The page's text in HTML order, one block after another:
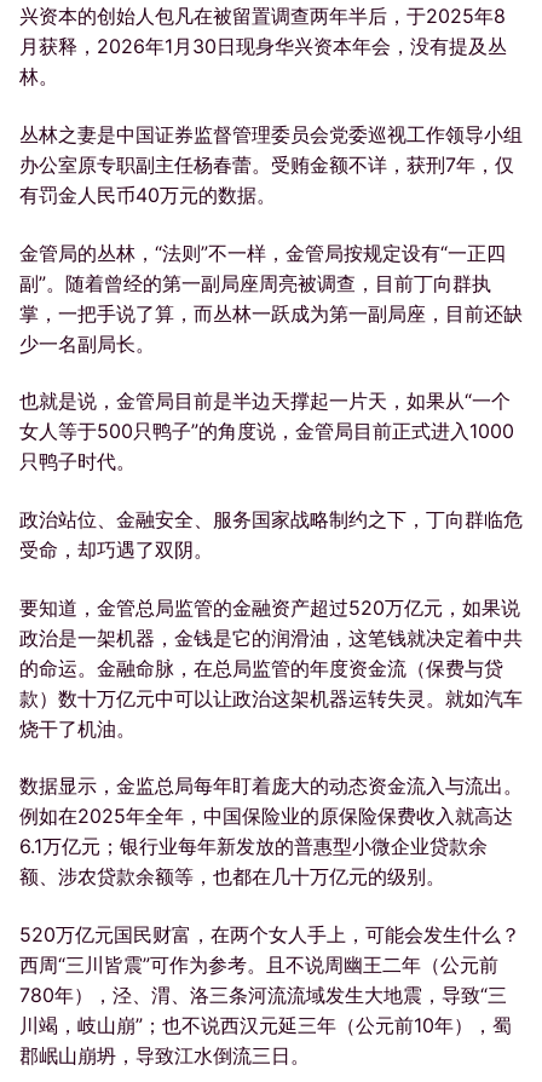
兴资本的创始人包凡在被留置调查两年半后，于2025年8
月获释，2026年1月30日现身华兴资本年会，没有提及丛
林。
丛林之妻是中国证券监督管理委员会党委巡视工作领导小组
办公室原专职副主任杨春蕾。受贿金额不详，获刑7年，仅
有罚金人民币40万元的数据。
金管局的丛林，“法则”不一样，金管局按规定设有“一正四
副”。随着曾经的第一副局座周亮被调查，目前丁向群执
掌，一把手说了算，而丛林一跃成为第一副局座，目前还缺
少一名副局长。
也就是说，金管局目前是半边天撑起一片天，如果从“一个
女人等于500只鸭子”的角度说，金管局目前正式进入1000
只鸭子时代。
政治站位、金融安全、服务国家战略制约之下，丁向群临危
受命，却巧遇了双阴。
要知道，金管总局监管的金融资产超过520万亿元，如果说
政治是一架机器，金钱是它的润滑油，这笔钱就决定着中共
的命运。金融命脉，在总局监管的年度资金流（保费与贷
款）数十万亿元中可以让政治这架机器运转失灵。就如汽车
烧干了机油。
数据显示，金监总局每年盯着庞大的动态资金流入与流出。
例如在2025年全年，中国保险业的原保险保费收入就高达
6.1万亿元；银行业每年新发放的普惠型小微企业贷款余
额、涉农贷款余额等，也都在几十万亿元的级别。
520万亿元国民财富，在两个女人手上，可能会发生什么？
西周“三川皆震”可作为参考。且不说周幽王二年（公元前
780年），泾、渭、洛三条河流流域发生大地震，导致“三
川竭，岐山崩”；也不说西汉元延三年（公元前10年），蜀
郡岷山崩坍，导致江水倒流三日。